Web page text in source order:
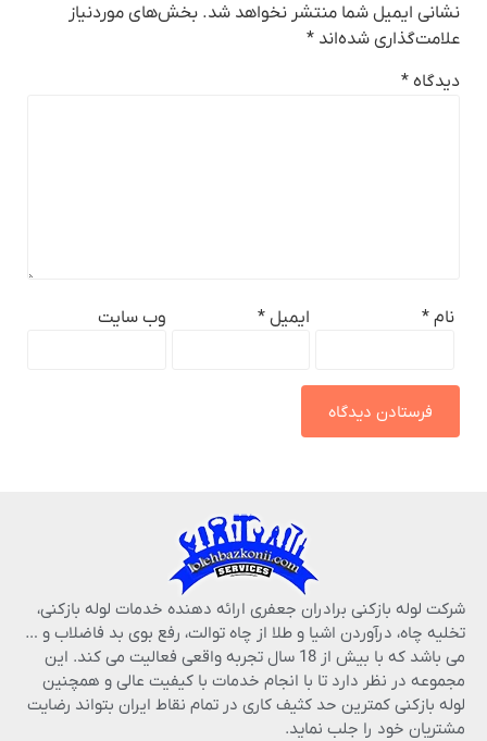
نشانی ایمیل شما منتشر نخواهد شد. بخش‌های موردنیاز
علامت‌گذاری شده‌اند *
دیدگاه *
نام * ایمیل * وب‌ سایت
شرکت لوله بازکنی برادران جعفری ارائه دهنده خدمات لوله بازکنی،
تخلیه چاه، درآوردن اشیا و طلا از چاه توالت، رفع بوی بد فاضلاب و …
می باشد که با بیش از 18 سال تجربه واقعی فعالیت می کند. این
مجموعه در نظر دارد تا با انجام خدمات با کیفیت عالی و همچنین
لوله بازکنی کمترین حد کثیف کاری در تمام نقاط ایران بتواند رضایت
مشتریان خود را جلب نماید.